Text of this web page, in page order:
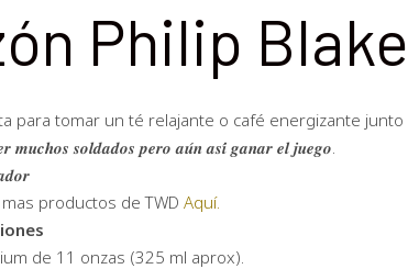
Philip
para tomar un té relajante o café energizante
𝒎𝒖𝒄𝒉𝒐𝒔 𝒔𝒐𝒍𝒅𝒂𝒅𝒐𝒔 𝒑𝒆𝒓𝒐 𝒂𝒖́𝒏 𝒂𝒔𝒊́ 𝒈𝒂𝒏𝒂𝒓 𝒆𝒍 𝒋𝒖𝒆𝒈𝒐.
productos de TWD Aquí.
de 11 onzas (325 ml aprox).